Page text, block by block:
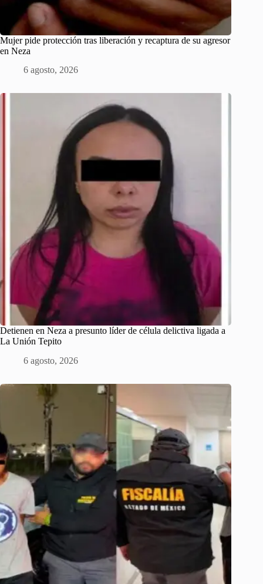
Mujer pide protección tras liberación y recaptura de su agresor
en Neza
6 agosto, 2026
Detienen en Neza a presunto líder de célula delictiva ligada a
La Unión Tepito
6 agosto, 2026